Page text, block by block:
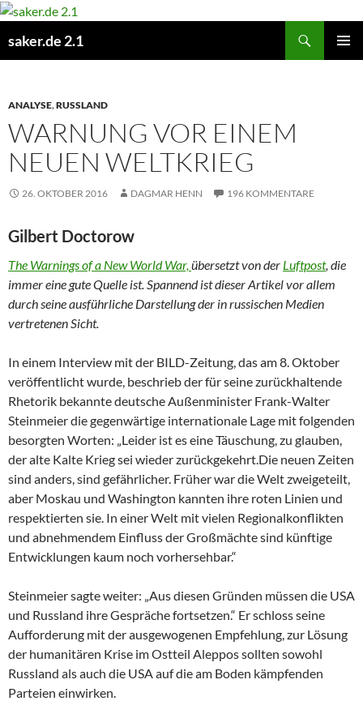
Zum
springen
saker.de 2.1
ANALYSE,RUSSLAND
WARNUNG VOR EINEM
NEUEN WELTKRIEG
26. OKTOBER 2016 DAGMAR HENN 196 KOMMENTARE
Gilbert Doctorow
The Warnings of a New World War,übersetzt von der Luftpost, die
immer eine gute Quelle ist. Spannend ist dieser Artikel vor allem
durch seine ausführliche Darstellung der in russischen Medien
vertretenen Sicht.
In einem Interview mit der BILD-Zeitung, das am 8. Oktober
veröffentlicht wurde, beschrieb der für seine zurückhaltende
Rhetorik bekannte deutsche Außenminister Frank-Walter
Steinmeier die gegenwärtige internationale Lage mit folgenden
besorgten Worten: „Leider ist es eine Täuschung, zu glauben,
der alte Kalte Krieg sei wieder zurückgekehrt.Die neuen Zeiten
sind anders, sind gefährlicher. Früher war die Welt zweigeteilt,
aber Moskau und Washington kannten ihre roten Linien und
respektierten sie. In einer Welt mit vielen Regionalkonflikten
und abnehmendem Einfluss der Großmächte sind künftige
Entwicklungen kaum noch vorhersehbar.“
Steinmeier sagte weiter: „Aus diesen Gründen müssen die USA
und Russland ihre Gespräche fortsetzen.“ Er schloss seine
Aufforderung mit der ausgewogenen Empfehlung, zur Lösung
der humanitären Krise im Ostteil Aleppos sollten sowohl
Russland als auch die USA auf die am Boden kämpfenden
Parteien einwirken.